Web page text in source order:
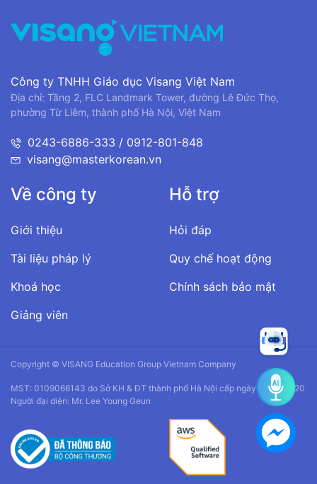
Công ty TNHH Giáo dục Visang Việt Nam
Địa chỉ: Tầng 2, FLC Landmark Tower, đường Lê Đức Thọ,
phường Từ Liêm, thành phố Hà Nội, Việt Nam
0243-6886-333 / 0912-801-848
visang@masterkorean.vn
Về công ty
Giới thiệu
Tài liệu pháp lý
Khoá học
Giảng viên
Hỗ trợ
Hỏi đáp
Quy chế hoạt động
Chính sách bảo mật
Copyright © VISANG Education Group Vietnam Company
MST: 0109066143 do Sở KH & ĐT thành phố Hà Nội cấp ngày 14/01/2020
Người đại diện: Mr. Lee Young Geun